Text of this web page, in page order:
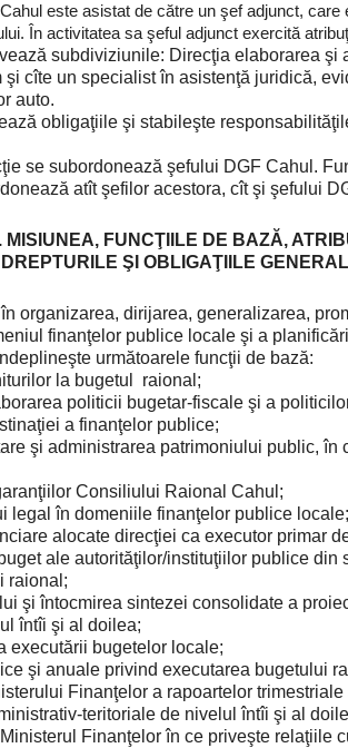
este asistat de către un şef adjunct, care
În activitatea sa şeful adjunct exercită
subdiviziunile: Direcţia elaborarea şi
cîte un specialist în asistenţă juridică,
auto.
obligaţiile şi stabileşte
se subordonează şefului DGF Cahul.
atît şefilor acestora, cît şi şefului
MISIUNEA, FUNCŢIILE DE BAZĂ,
ŞI OBLIGAŢIILE
organizarea, dirijarea, generalizarea,
finanţelor publice locale şi a
următoarele funcţii de bază:
la bugetul raional;
politicii bugetar-fiscale şi a
a finanţelor publice;
şi administrarea patrimoniului public, în
Consiliului Raional Cahul;
legal în domeniile finanţelor publice locale;
alocate direcţiei ca executor primar
ale autorităţilor/instituţiilor publice
raional;
şi întocmirea sintezei consolidate a
întîi şi al doilea;
executării bugetelor locale;
şi anuale privind executarea bugetului
Finanţelor a rapoartelor
teritoriale de nivelul întîi şi al
Finanţelor în ce priveşte relaţiile